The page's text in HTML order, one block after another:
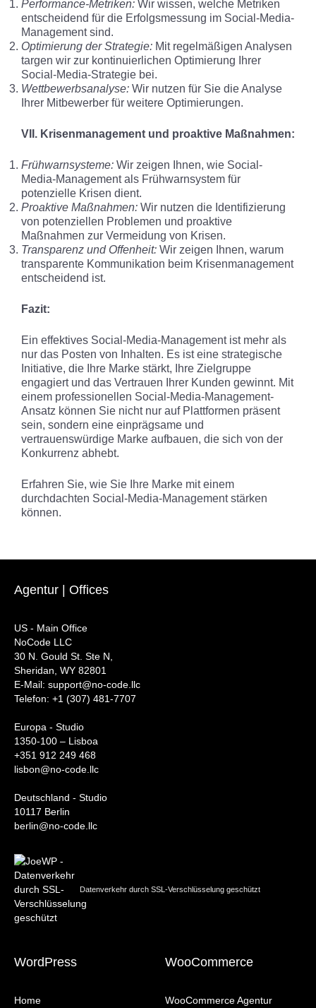
Performance-Metriken: Wir wissen, welche Metriken
entscheidend für die Erfolgsmessung im Social-Media-
Management sind.
Optimierung der Strategie: Mit regelmäßigen Analysen
targen wir zur kontinuierlichen Optimierung Ihrer
Social-Media-Strategie bei.
Wettbewerbsanalyse: Wir nutzen für Sie die Analyse
Ihrer Mitbewerber für weitere Optimierungen.
VII. Krisenmanagement und proaktive Maßnahmen:
Frühwarnsysteme: Wir zeigen Ihnen, wie Social-
Media-Management als Frühwarnsystem für
potenzielle Krisen dient.
Proaktive Maßnahmen: Wir nutzen die Identifizierung
von potenziellen Problemen und proaktive
Maßnahmen zur Vermeidung von Krisen.
Transparenz und Offenheit: Wir zeigen Ihnen, warum
transparente Kommunikation beim Krisenmanagement
entscheidend ist.
Fazit:
Ein effektives Social-Media-Management ist mehr als
nur das Posten von Inhalten. Es ist eine strategische
Initiative, die Ihre Marke stärkt, Ihre Zielgruppe
engagiert und das Vertrauen Ihrer Kunden gewinnt. Mit
einem professionellen Social-Media-Management-
Ansatz können Sie nicht nur auf Plattformen präsent
sein, sondern eine einprägsame und
vertrauenswürdige Marke aufbauen, die sich von der
Konkurrenz abhebt.
Erfahren Sie, wie Sie Ihre Marke mit einem
durchdachten Social-Media-Management stärken
können.
Agentur | Offices
US - Main Office
NoCode LLC
30 N. Gould St. Ste N,
Sheridan, WY 82801
‍E-Mail: support@no-code.llc
Telefon: +1 (307) 481-7707
Europa - Studio
1350-100 – Lisboa
+351 912 249 468
lisbon@no-code.llc
Deutschland - Studio
10117 Berlin
berlin@no-code.llc
Datenverkehr durch SSL-Verschlüsselung geschützt
WordPress
Home
WooCommerce
WooCommerce Agentur